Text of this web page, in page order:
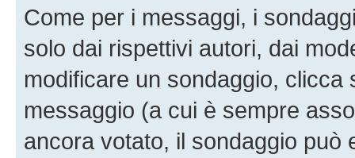
Come per i messaggi, i
solo dai rispettivi autori, dai
modificare un sondaggio,
messaggio (a cui è sempre
ancora votato, il sondaggio può